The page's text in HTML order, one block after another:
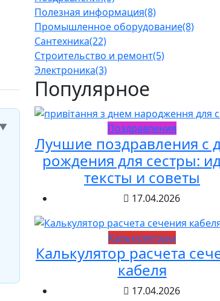
▼
Полезная информация(8)
Промышленное оборудование(8)
Сантехника(22)
Строительство и ремонт(5)
Электроника(3)
Популярное
Поздравления
Лучшие поздравления с
рождения для сестры:
тексты и советы
17.04.2026
Калькуляторы
Калькулятор расчета
кабеля
17.04.2026